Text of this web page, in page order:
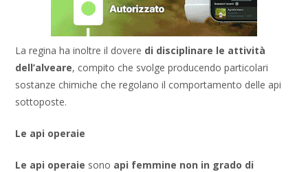
La regina ha inoltre il dovere di disciplinare le attività
dell’alveare, compito che svolge producendo particolari
sostanze chimiche che regolano il comportamento delle api
sottoposte.
Le api operaie
Le api operaie sono api femmine non in grado di